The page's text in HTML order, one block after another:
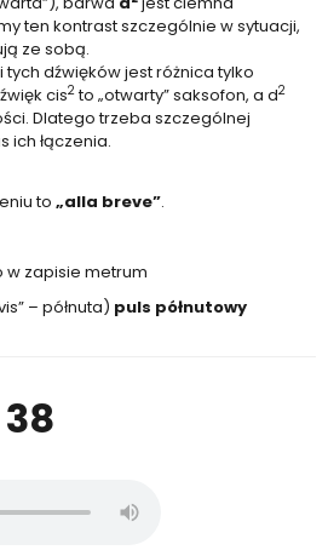
ten kontrast szczególnie w sytuacji,
ze sobą.
dźwięków jest różnica tylko
cis2to „otwarty” saksofon, a d2
Dlatego trzeba szczególnej
ich łączenia.
to „alla breve”.
w zapisie metrum
– półnuta) puls półnutowy